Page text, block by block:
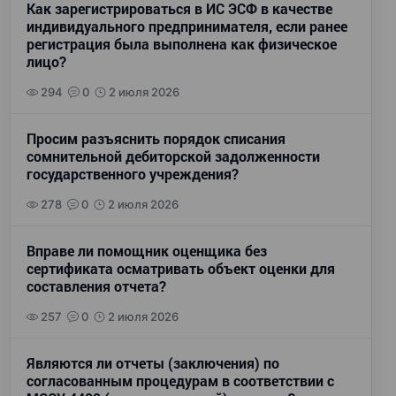
Как зарегистрироваться в ИС ЭСФ в качестве
индивидуального предпринимателя, если ранее
регистрация была выполнена как физическое
лицо?
294 0 2 июля 2026
Просим разъяснить порядок списания
сомнительной дебиторской задолженности
государственного учреждения?
278 0 2 июля 2026
Вправе ли помощник оценщика без
сертификата осматривать объект оценки для
составления отчета?
257 0 2 июля 2026
Являются ли отчеты (заключения) по
согласованным процедурам в соответствии с